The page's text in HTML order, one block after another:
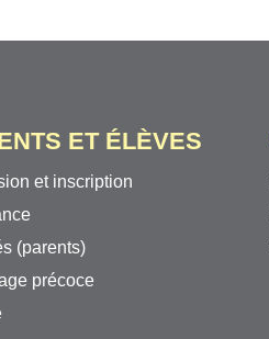
ET ÉLÈVES
et inscription
(parents)
précoce